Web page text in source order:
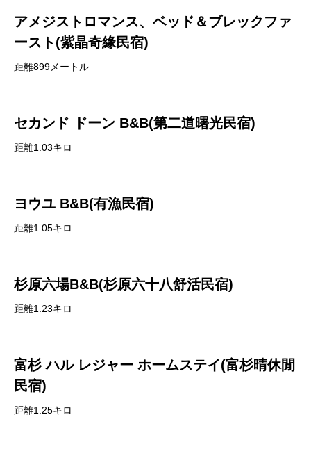
アメジストロマンス、ベッド＆ブレックファ
ースト(紫晶奇緣民宿)
距離899メートル
セカンド ドーン B&B(第二道曙光民宿)
距離1.03キロ
ヨウユ B&B(有漁民宿)
距離1.05キロ
杉原六場B&B(杉原六十八舒活民宿)
距離1.23キロ
富杉 ハル レジャー ホームステイ(富杉晴休閒
民宿)
距離1.25キロ